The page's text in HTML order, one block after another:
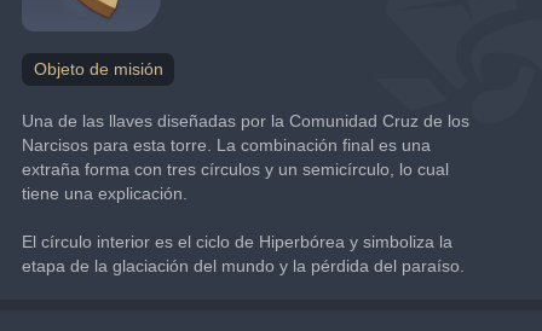
Objeto de misión
Una de las llaves diseñadas por la Comunidad Cruz de los
Narcisos para esta torre. La combinación final es una
extraña forma con tres círculos y un semicírculo, lo cual
tiene una explicación.
El círculo interior es el ciclo de Hiperbórea y simboliza la
etapa de la glaciación del mundo y la pérdida del paraíso.